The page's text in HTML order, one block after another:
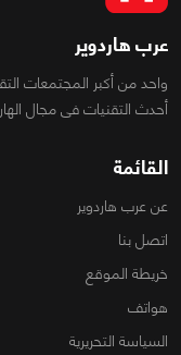
عرب هاردوير
واحد من أكبر المجتمعات
أحدث التقنيات فى مجال
القائمة
عن عرب هاردوير
اتصل بنا
خريطة الموقع
هواتف
السياسة التحريرية